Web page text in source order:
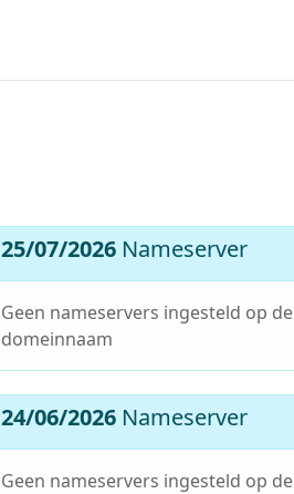
25/07/2026 Nameserver
Geen nameservers ingesteld op de
domeinnaam
24/06/2026 Nameserver
Geen nameservers ingesteld op de